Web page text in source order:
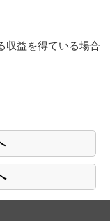
収益を得ている場合